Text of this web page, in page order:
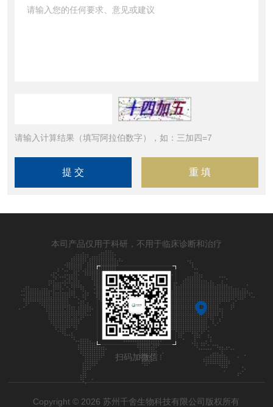
请输入计算结果（填写阿拉伯数字），如：三加四=7
本司产品仅用于科研，不用于临床诊断和治疗
扫码加微信
Copyright © 2026 苏州千舍生物科技有限公司版权所有